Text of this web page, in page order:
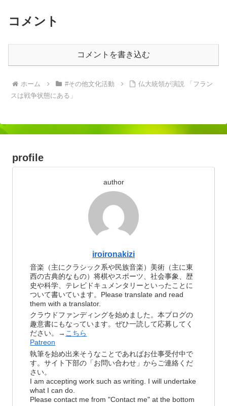
コメント
コメントを書き込む
ホーム #その他文化活動
仏大統領が演説 「フラン
スは戦争状態にある」
profile
author
iroironakizi
音楽（主にクラシック系や民族音楽）美術（主に東
西の古典的なもの）将棋やスポーツ、社会事象、歴
史や科学、テレビドキュメンタリーといったことに
ついて書いています。Please translate and read
them with a translator.
クラウドファンディングを始めました。本ブログの
趣意書にもなっています。ぜひ一読して応募してく
ださい。→ こちら
Patreon
執筆を始め出来そうなことであればお仕事受付中で
す。サイト下部の「お問い合わせ」からご連絡くだ
さい。
I am accepting work such as writing. I will undertake
what I can do.
Please contact me from "Contact me" at the bottom